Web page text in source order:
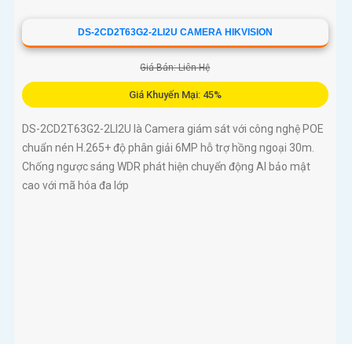
DS-2CD2T63G2-2LI2U CAMERA HIKVISION
Giá Bán: Liên Hệ
Giá Khuyến Mại: 45%
DS-2CD2T63G2-2LI2U là Camera giám sát với công nghệ POE
chuẩn nén H.265+ độ phân giải 6MP hỗ trợ hồng ngoại 30m.
Chống ngược sáng WDR phát hiện chuyển động AI bảo mật
cao với mã hóa đa lớp